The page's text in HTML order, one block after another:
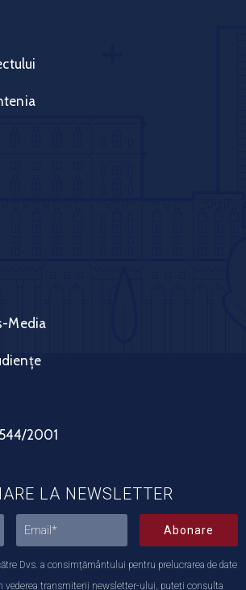
Media
2001
LA NEWSLETTER
Abonare
Dvs. a consimțământului pentru prelucrarea de date
vederea transmiterii newsletter-ului, puteți consulta